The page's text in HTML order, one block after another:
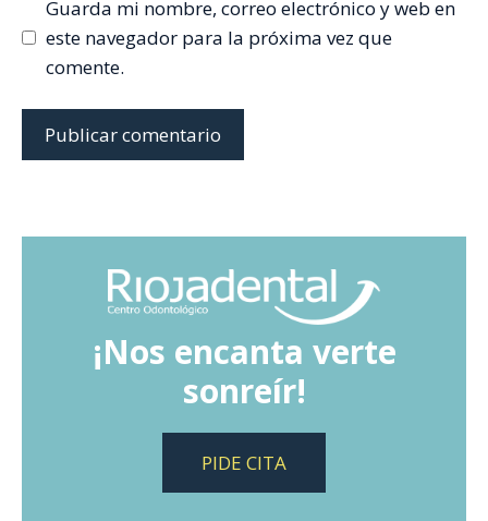
Guarda mi nombre, correo electrónico y web en
este navegador para la próxima vez que
comente.
¡Nos encanta verte
sonreír!
PIDE CITA